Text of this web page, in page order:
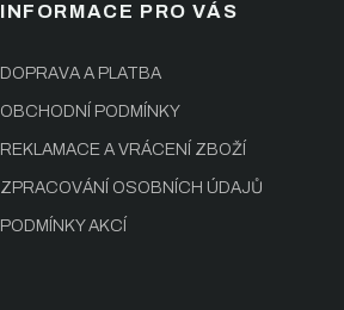
INFORMACE PRO VÁS
DOPRAVA A PLATBA
OBCHODNÍ PODMÍNKY
REKLAMACE A VRÁCENÍ ZBOŽÍ
ZPRACOVÁNÍ OSOBNÍCH ÚDAJŮ
PODMÍNKY AKCÍ